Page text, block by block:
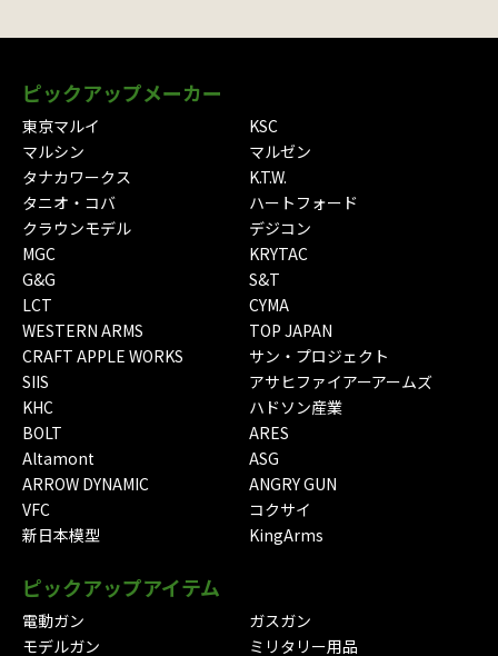
ピックアップメーカー
東京マルイ
KSC
マルシン
マルゼン
タナカワークス
K.T.W.
タニオ・コバ
ハートフォード
クラウンモデル
デジコン
MGC
KRYTAC
G&G
S&T
LCT
CYMA
WESTERN ARMS
TOP JAPAN
CRAFT APPLE WORKS
サン・プロジェクト
SIIS
アサヒファイアーアームズ
KHC
ハドソン産業
BOLT
ARES
Altamont
ASG
ARROW DYNAMIC
ANGRY GUN
VFC
コクサイ
新日本模型
KingArms
ピックアップアイテム
電動ガン
ガスガン
モデルガン
ミリタリー用品